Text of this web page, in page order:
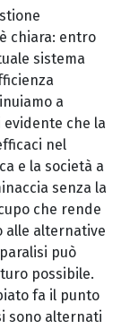
chiara: entro
sistema
a
che la
nel
e la società a
senza la
che rende
alle alternative
può
possibile.
fa il punto
sono alternati